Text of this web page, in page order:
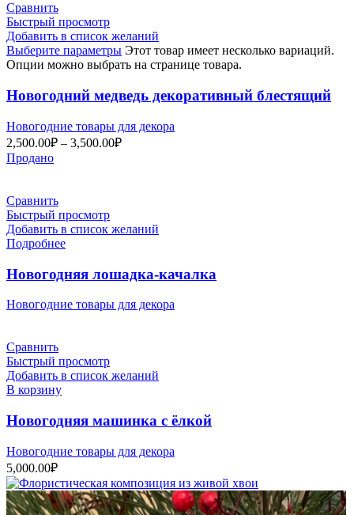
Сравнить
Быстрый просмотр
Добавить в список желаний
Выберите параметры Этот товар имеет несколько вариаций.
Опции можно выбрать на странице товара.
Новогодний медведь декоративный блестящий
Новогодние товары для декора
2,500.00₽ – 3,500.00₽
Продано
Сравнить
Быстрый просмотр
Добавить в список желаний
Подробнее
Новогодняя лошадка-качалка
Новогодние товары для декора
Сравнить
Быстрый просмотр
Добавить в список желаний
В корзину
Новогодняя машинка с ёлкой
Новогодние товары для декора
5,000.00₽